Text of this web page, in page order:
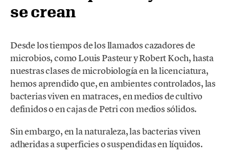
se crean
Desde los tiempos de los llamados cazadores de
microbios, como Louis Pasteur y Robert Koch, hasta
nuestras clases de microbiología en la licenciatura,
hemos aprendido que, en ambientes controlados, las
bacterias viven en matraces, en medios de cultivo
definidos o en cajas de Petri con medios sólidos.
Sin embargo, en la naturaleza, las bacterias viven
adheridas a superficies o suspendidas en líquidos.